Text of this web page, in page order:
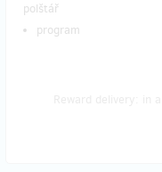
polštář
program